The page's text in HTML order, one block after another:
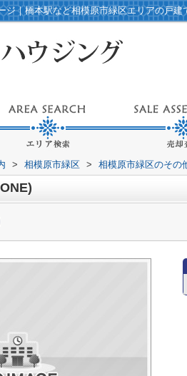
> 相模原市緑区 > 相模原市緑区のその